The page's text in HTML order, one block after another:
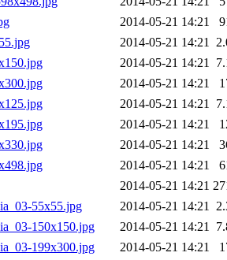
2014-05-21 14:21
2014-05-21 14:21
2014-05-21 14:21
2014-05-21 14:21
2014-05-21 14:21
2014-05-21 14:21
2014-05-21 14:21
2014-05-21 14:21
2014-05-21 14:21
55x55.jpg
2014-05-21 14:21
150x150.jpg
2014-05-21 14:21
199x300.jpg
2014-05-21 14:21